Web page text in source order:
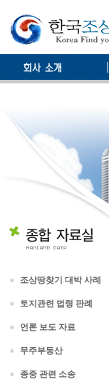
조상땅찾기 대박 사례
토지관련 법령 판례
언론 보도 자료
무주부동산
종중 관련 소송